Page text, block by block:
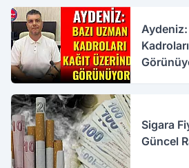
Aydeniz:
Sigara
Güncel